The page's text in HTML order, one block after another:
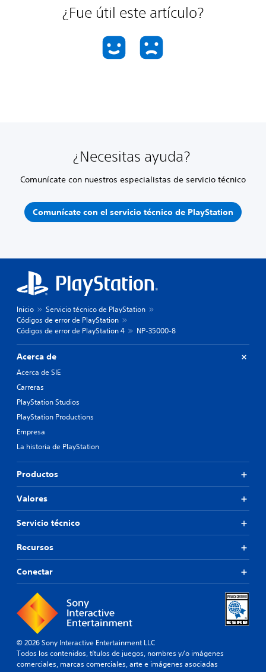
¿Fue útil este artículo?
¿Necesitas ayuda?
Comunícate con nuestros especialistas de servicio técnico
Comunícate con el servicio técnico de PlayStation
Inicio
Servicio técnico de PlayStation
Códigos de error de PlayStation
Códigos de error de PlayStation 4
NP-35000-8
Acerca de
Acerca de SIE
Carreras
PlayStation Studios
PlayStation Productions
Empresa
La historia de PlayStation
Productos
Valores
Servicio técnico
Recursos
Conectar
© 2026 Sony Interactive Entertainment LLC
Todos los contenidos, títulos de juegos, nombres y/o imágenes
comerciales, marcas comerciales, arte e imágenes asociadas